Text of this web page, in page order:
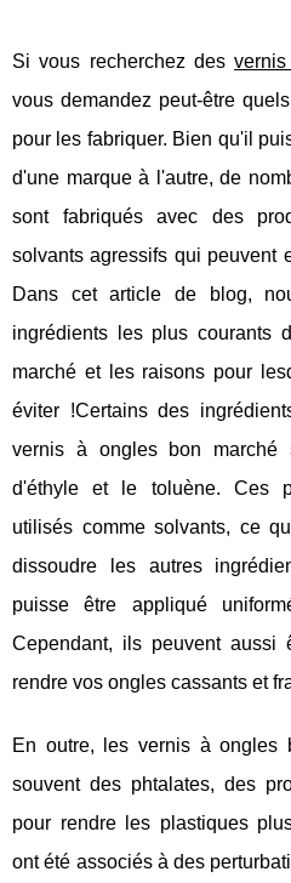
Si vous recherchez des
vous demandez peut-être
pour les fabriquer. Bien qu'il
d'une marque à l'autre, de
sont fabriqués avec des
solvants agressifs qui peuvent
Dans cet article de blog,
ingrédients les plus courants
marché et les raisons pour
éviter !Certains des
vernis à ongles bon marché
d'éthyle et le toluène. Ces
utilisés comme solvants, ce
dissoudre les autres
puisse être appliqué
Cependant, ils peuvent aussi
rendre vos ongles cassants et
En outre, les vernis à ongles
souvent des phtalates, des
pour rendre les plastiques
ont été associés à des